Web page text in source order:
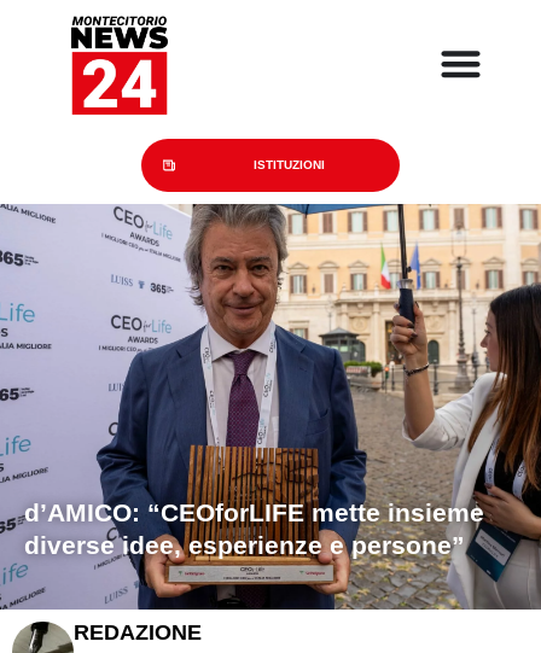
d’AMICO: “CEOforLIFE mette insieme
diverse idee, esperienze e persone”
ISTITUZIONI
REDAZIONE